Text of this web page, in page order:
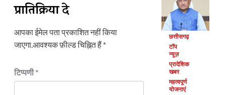
प्रातिक्रिया दे
आपका ईमेल पता प्रकाशित नहीं किया
जाएगा.आवश्यक फ़ील्ड चिह्नित हैं*
टिप्पणी*
छत्तीसगढ़
टॉप
न्यूज़
प्रादेशिक
खबर
महत्वपूर्ण
योजनाएं